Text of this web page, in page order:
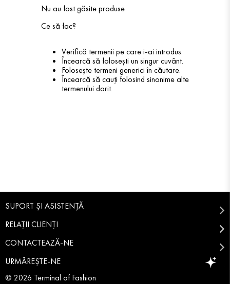
Nu au fost găsite produse
Ce să fac?
Verifică termenii pe care i-ai introdus.
Încearcă să folosești un singur cuvânt.
Folosește termeni generici în căutare.
Încearcă să cauți folosind sinonime alte
termenului dorit.
SUPORT ȘI ASISTENȚĂ
RELAȚII CLIENȚI
CONTACTEAZĂ-NE
URMĂREȘTE-NE
© 2026 Terminal of Fashion